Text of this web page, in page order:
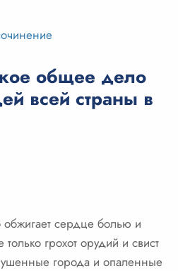
общее дело
всей страны в
сердце болью и
грохот орудий и свист
города и опаленные